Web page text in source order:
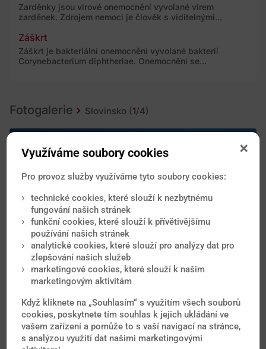
Zarděnky jsou virové onemocnění vyvolané virem
zarděnek. Zdrojem nemoci je člověk s viditelnými...
Záškrt
Záškrt je bakteriální onemocnění vyvolané bakterií
Corynebacterium diphtheriae. Onemocnění se...
Fotogalerie Slovinsko (1/4)
Poradna lékaře
Využíváme soubory cookies
Pro provoz služby využíváme tyto soubory cookies:
technické cookies, které slouží k nezbytnému
fungování našich stránek
funkční cookies, které slouží k přívětivějšímu
používání našich stránek
analytické cookies, které slouží pro analýzy dat pro
zlepšování našich služeb
marketingové cookies, které slouží k našim
marketingovým aktivitám
Když kliknete na „Souhlasím“ s využitím všech souborů
cookies, poskytnete tím souhlas k jejich ukládání ve
vašem zařízení a pomůže to s vaší navigací na stránce,
s analýzou využití dat našimi marketingovými